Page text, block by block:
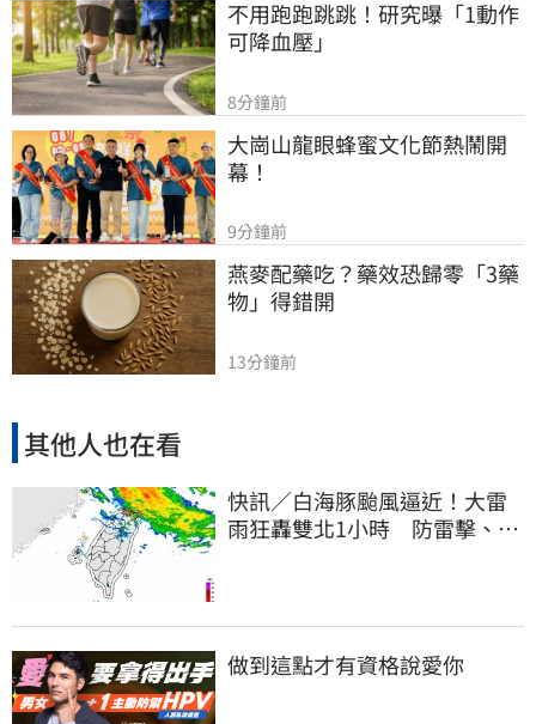
不用跑跑跳跳！研究曝「1動作
可降血壓」
8分鐘前
大崗山龍眼蜂蜜文化節熱鬧開
幕！
9分鐘前
燕麥配藥吃？藥效恐歸零「3藥
物」得錯開
13分鐘前
其他人也在看
快訊／白海豚颱風逼近！大雷
雨狂轟雙北1小時 防雷擊、強
做到這點才有資格說愛你